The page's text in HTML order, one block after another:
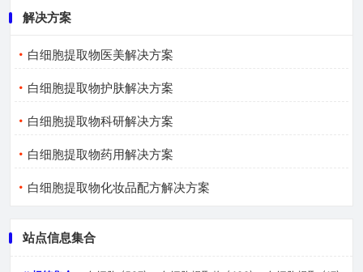
解决方案
白细胞提取物医美解决方案
白细胞提取物护肤解决方案
白细胞提取物科研解决方案
白细胞提取物药用解决方案
白细胞提取物化妆品配方解决方案
站点信息集合